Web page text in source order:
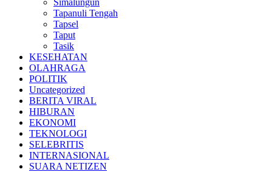
Simalungun
Tapanuli Tengah
Tapsel
Taput
Tasik
KESEHATAN
OLAHRAGA
POLITIK
Uncategorized
BERITA VIRAL
HIBURAN
EKONOMI
TEKNOLOGI
SELEBRITIS
INTERNASIONAL
SUARA NETIZEN